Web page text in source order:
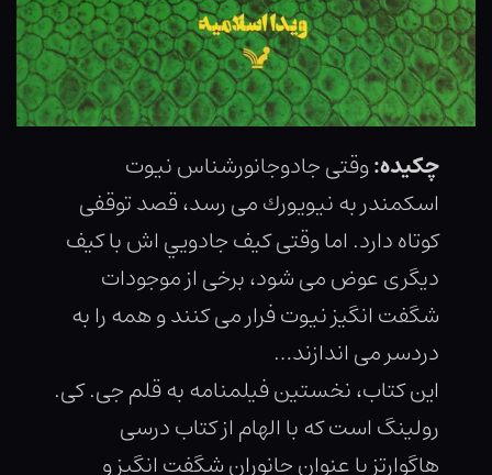
چکیده:وقتى جادوجانورشناس نيوت
اسكمندر به نيويورك مى رسد، قصد توقفى
كوتاه دارد. اما وقتى كيف جادويي اش با كيف
ديگرى عوض مى شود، برخى از موجودات
شگفت انگيز نيوت فرار مى كنند و همه را به
دردسر مى اندازند…
اين كتاب، نخستين فيلمنامه به قلم جى. كى.
رولينگ است كه با الهام از كتاب درسى
هاگوارتز با عنوان جانوران شگفت انگيز و